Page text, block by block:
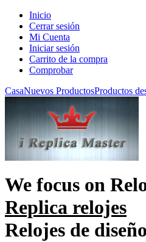
Inicio
Cerrar sesión
Mi Cuenta
Iniciar sesión
Carrito de la compra
Comprobar
CasaNuevos ProductosProductos
We focus on
Replica relojes
Relojes de diseño